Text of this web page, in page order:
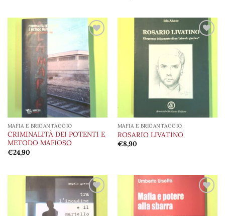
alla lista
dei
desideri
MAFIA E BRIGANTAGGIO
CRIMINALITÀ DEI POTENTI E
METODO MAFIOSO
€24,90
Aggiungi
MAFIA E BRIGANTAGGIO
ROSARIO LIVATINO
€8,90
Aggiungi
alla lista
dei
dei